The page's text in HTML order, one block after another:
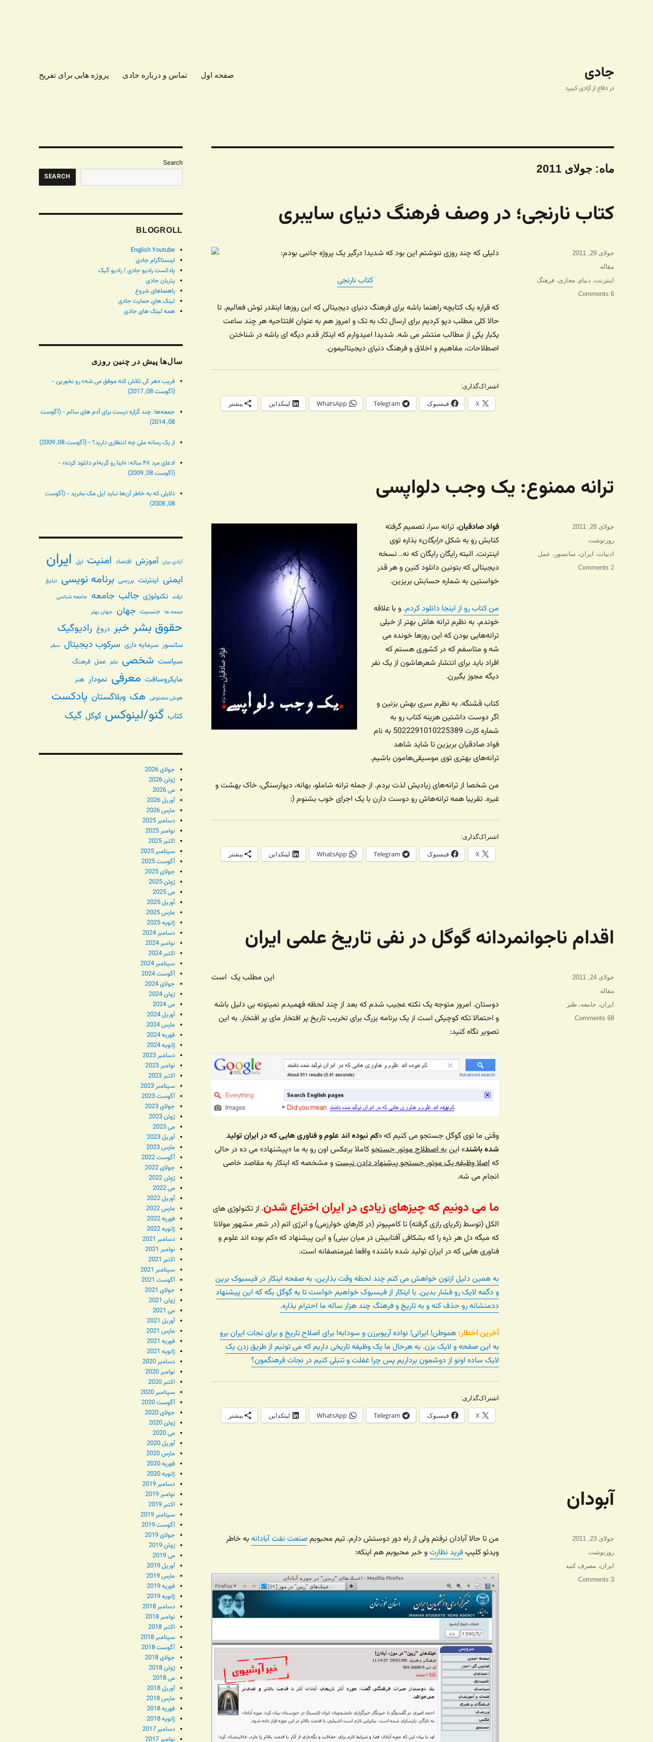
جادی
در دفاع از آزادی کیبرد
صفحه اول تماس و درباره جادی پروژه هایی برای تفریح
ماه:جولای 2011
کتاب نارنجی؛ در وصف فرهنگ دنیای سایبری
دلیلی که چند روزی ننوشتم این بود که شدیدا درگیر یک پروژه جانبی بودم:
کتاب نارنجی
که قراره یک کتابچه راهنما باشه برای فرهنگ دنیای دیجیتالی که این روزها اینقدر توش فعالیم. تا
حالا کلی مطلب دپو کردیم برای ارسال تک به تک و امروز هم به عنوان افتتاحیه هر چند ساعت
یکبار یکی از مطالب منتشر می شه. شدیدا امیدوارم که اینکار قدم دیگه ای باشه در شناختن
اصطلاحات، مفاهیم و اخلاق و فرهنگ دنیای دیجیتالیمون.
اشتراک‌گذاری:
X فیسبوک Telegram
WhatsApp لینکداین بیشتر
ارسال
شده
جولای 29, 2011
دسته‌ها
مقاله
برچسب‌ها
اینترنت، دنیای مجازی،فرهنگ
6 Comments
ترانه ممنوع: یک وجب دلواپسی
فواد صادقیان، ترانه سرا، تصمیم گرفته
کتابش رو به شکل «رایگان» بذاره توی
اینترنت. البته رایگان رایگان که نه.. نسخه
دیجیتالی که بتونین دانلود کنین و هر قدر
خواستین به شماره حسابش بریزین.
من کتاب رو از اینجا دانلود کردم. و با علاقه
خوندم. به نظرم ترانه هاش بهتر از خیلی
ترانه‌هایی بودن که این روزها خونده می
شه و متاسفم که در کشوری هستم که
افراد باید برای انتشار شعرهاشون از یک نفر
دیگه مجوز بگیرن.
کتاب قشنگه. به نظرم سری بهش بزنین و
اگر دوست داشتین هزینه کتاب رو به
شماره کارت 5022291010225389 به نام
فواد صادقیان بریزین تا شاید شاهد
ترانه‌های بهتری توی موسیقی‌هامون باشیم.
من شخصا از ترانه‌های زیادیش لذت بردم. از جمله ترانه شاملو، بهانه، دیوارسنگی، خاک بهشت و
غیره. تقریبا همه ترانه‌هاش رو دوست دارن با یک اجرای خوب بشنوم (:
اشتراک‌گذاری:
X فیسبوک Telegram
WhatsApp لینکداین بیشتر
ارسال
جولای 28, 2011
دسته‌ها
روزنوشت
برچسب‌ها
ادبیات، ایران، سانسور ، عمل
2 Comments
اقدام ناجوانمردانه گوگل در نفی تاریخ علمی ایران
این مطلب یک است
دوستان. امروز متوجه یک نکته عجیب شدم که بعد از چند لحظه فهمیدم نمیتونه بی دلیل باشه
و احتمالا تکه کوچیکی است از یک برنامه بزرگ برای تخریب تاریخ پر افتخار مای پر افتخار. به این
تصویر نگاه کنید:
وقتی ما توی گوگل جستجو می کنیم که «کم نبوده اند علوم و فناوری هایی که در ایران تولید
شده باشند» اینبه اصطلاح موتور جستجوکاملا برعکس اون رو به ما «پیشنهاد» می ده در حالی
کهاصلا وظیفه یک موتور جستجو پیشنهاد دادن نیستو مشخصه که اینکار به مقاصد خاصی
انجام می شه.
ما می دونیم که چیزهای زیادی در ایران اختراع شدن. از تکنولوژی های
الکل (توسط زکریای رازی گرفته) تا کامپیوتر (در کارهای خوارزمی) و انرژی اتم (در شعر مشهور مولانا
که میگه دل هر ذره را که بشکافی آفتابیش در میان بینی) و این پیشنهاد که «کم بوده اند علوم و
فناوری هایی که در ایران تولید شده باشند» واقعا غیرمنصفانه است.
به همین دلیل ازتون خواهش می کنم چند لحظه وقت بذارین، به صفحه اینکار در فیسبوک برین
و دگمه لایک رو فشار بدین. با اینکار از فیسبوک خواهیم خواست تا به گوگل بگه که این پیشنهاد
ددمنشانه رو حذف کنه و به تاریخ و فرهنگ چند هزار ساله ما احترام بذاره.
آخرین اخطار: هموطن! ایرانی! نواده آریوبرزن و سودابه! برای اصلاح تاریخ و برای نجات ایران برو
به این صفحه و لایک بزن. به هرحال ما یک وظیفه تاریخی داریم که می تونیم از طریق زدن یک
لایک ساده اونو از دوشمون برداریم پس چرا غفلت و تنبلی کنیم در نجات فرهنگمون؟
اشتراک‌گذاری:
X فیسبوک Telegram
WhatsApp لینکداین بیشتر
ارسال
شده
جولای 24, 2011
دسته‌ها
مقاله
برچسب‌ها
ایران، جامعه،طنز
68 Comments
آبودان
من تا حالا آبادان نرفتم ولی از راه دور دوستش دارم. تیم محبوبمصنعت نفت آبادانهبه خاطر
ویدئو کلیپفرید نظارتو خبر محبوبم هم اینکه:
ارسال
جولای 23, 2011
دسته‌ها
روزنوشت
برچسب‌ها
ایران، مصرف کنید
3 Comments
Search
SEARCH
BLOGROLL
English Youtube
اینستاگرام جادی
پادکست رادیو جادی / رادیو گیک
پتریان جادی
راهنماهای شروع
لینک های حمایت جادی
همه لینک های جادی
سال‌ها پیش در چنین روزی
فریب «هر کی تلاش کنه موفق می شه» رو نخورین -
(آگوست 08, 2017)
جمعه‌ها: چند گزاره درست برای آدم های سالم - (آگوست
08, 2014)
از یک رسانه ملی چه انتظاری دارید؟ - (آگوست 08, 2009)
ادعای مرد ۴۸ ساله: «اینا رو گربه‌ام دانلود کرده» -
(آگوست 08, 2009)
دلایلی که به خاطر آن‌ها نباید اپل مک بخرید - (آگوست
08, 2008)
آزادی بیان آموزش اقتصاد امنیت اپل ایران
ایمنی اینترنت بررسی برنامه نویسی تبلیغ
ترفند تکنولوژی جالب جامعه جامعه شناسی
جمعه ها جنسیت جهان جهان بهتر
حقوق بشر خبر دروغ رادیوگیک
سانسور سرمایه داری سرکوب دیجیتال سفر
سیاست شخصی علم عمل فرهنگ
مایکروسافت معرفی نمودار هنر
هوش مصنوعی هک وبلاگستان پادکست
کتاب گنو/لینوکس گوگل گیک
جولای 2026
ژوئن 2026
می 2026
آوریل 2026
مارس 2026
دسامبر 2025
نوامبر 2025
اکتبر 2025
سپتامبر 2025
آگوست 2025
جولای 2025
ژوئن 2025
می 2025
آوریل 2025
مارس 2025
ژانویه 2025
دسامبر 2024
نوامبر 2024
اکتبر 2024
سپتامبر 2024
آگوست 2024
جولای 2024
ژوئن 2024
می 2024
آوریل 2024
مارس 2024
فوریه 2024
ژانویه 2024
دسامبر 2023
نوامبر 2023
اکتبر 2023
سپتامبر 2023
آگوست 2023
جولای 2023
ژوئن 2023
می 2023
آوریل 2023
مارس 2023
آگوست 2022
جولای 2022
ژوئن 2022
می 2022
آوریل 2022
مارس 2022
فوریه 2022
ژانویه 2022
دسامبر 2021
نوامبر 2021
اکتبر 2021
سپتامبر 2021
آگوست 2021
جولای 2021
ژوئن 2021
می 2021
آوریل 2021
مارس 2021
فوریه 2021
ژانویه 2021
دسامبر 2020
نوامبر 2020
اکتبر 2020
سپتامبر 2020
آگوست 2020
جولای 2020
ژوئن 2020
می 2020
آوریل 2020
مارس 2020
فوریه 2020
ژانویه 2020
دسامبر 2019
نوامبر 2019
اکتبر 2019
سپتامبر 2019
آگوست 2019
جولای 2019
ژوئن 2019
می 2019
آوریل 2019
مارس 2019
فوریه 2019
ژانویه 2019
دسامبر 2018
نوامبر 2018
اکتبر 2018
سپتامبر 2018
آگوست 2018
جولای 2018
ژوئن 2018
می 2018
آوریل 2018
مارس 2018
فوریه 2018
ژانویه 2018
دسامبر 2017
نوامبر 2017